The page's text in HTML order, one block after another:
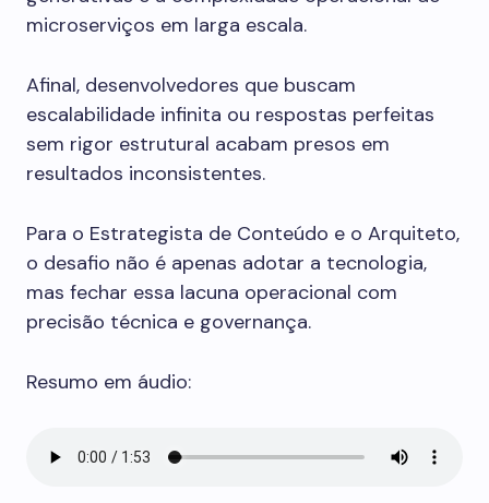
microserviços em larga escala.
Afinal, desenvolvedores que buscam
escalabilidade infinita ou respostas perfeitas
sem rigor estrutural acabam presos em
resultados inconsistentes.
Para o Estrategista de Conteúdo e o Arquiteto,
o desafio não é apenas adotar a tecnologia,
mas fechar essa lacuna operacional com
precisão técnica e governança.
Resumo em áudio: